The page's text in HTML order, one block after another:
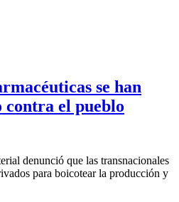
se han
contra el pueblo
denunció que las transnacionales
para boicotear la producción y